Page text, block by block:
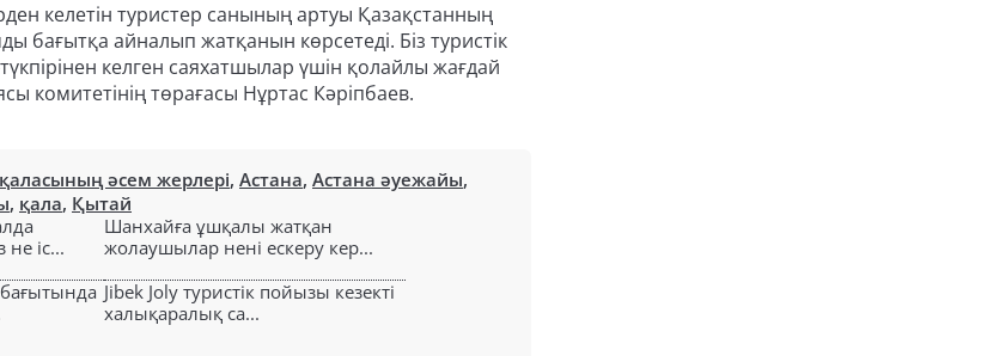
келетін туристер санының артуы Қазақстанның
бағытқа айналып жатқанын көрсетеді. Біз туристік
келген саяхатшылар үшін қолайлы жағдай
комитетінің төрағасы Нұртас Кәріпбаев.
әсем жерлері, Астана, Астана әуежайы,
, қала, Қытай
іс...
Шанхайға ұшқалы жатқан
жолаушылар нені ескеру кер...
Jibek Joly туристік пойызы кезекті
халықаралық са...